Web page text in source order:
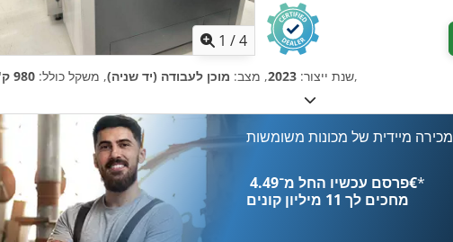
1 /4
שנת ייצור: 2023, מצב: מוכן לעבודה (יד שניה), משקל כולל: 980 ק"ג ,
מכירה מיידית של מכונות משומשות
פרסם עכשיו החל מ־‏4.49 ‏€*
מחכים לך 11 מיליון קונים